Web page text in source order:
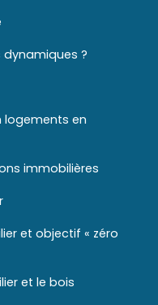
dynamiques ?
logements en
immobilières
et objectif « zéro
et le bois